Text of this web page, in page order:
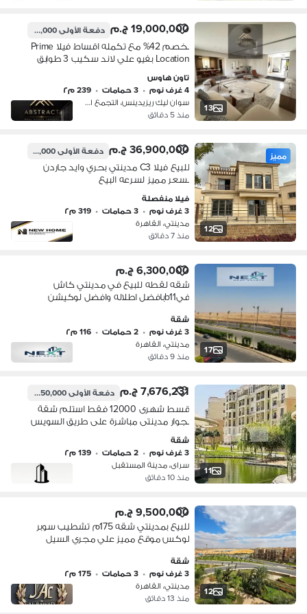
13
19,000,000 ج.م دفعة الأولى2,389,000 ج.م
بخصم 42% مع تكمله اقساط فيلا Prime
Location بفيو علي لاند سكيب 3 طوابق
من مدينتي القاهرة الجديده
تاون هاوس
4 غرف نوم
• 3 حمامات • 239 م٢
سوان ليك ريزيدينس، التجمع الاول
منذ 5 دقائق
12
مميز 36,900,000 ج.م دفعة الأولى15,100,000 ج.م
للبيع فيلا C3 مدينتي بحري وايد جاردن
بسعر مميز لسرعه البيع
فيلا منفصلة
3 غرف نوم
• 3 حمامات • 319 م٢
مدينتي، القاهرة
منذ 7 دقائق
17
6,300,000 ج.م
شقه لقطه للبيع في مدينتي كاش
فيb11بافضل اطلاله وافضل لوكيشن
تشطيبات خاصه الفيو مفتوح
الدور3خطوط من الخدمات والايست هب
شقة
3 غرف نوم
• 2 حمامات • 116 م٢
مدينتي، القاهرة
منذ 9 دقائق
11
7,676,231 ج.م دفعة الأولى2,150,000 ج.م
قسط شهرى 12000 فقط استلم شقة
بجوار مدينتى مباشرة على طريق السويس
فى سراى المستقبل سيتى
شقة
3 غرف نوم
• 2 حمامات • 139 م٢
سراى، مدينة المستقبل
منذ 10 دقائق
12
9,500,000 ج.م
للبيع بمدينتي شقه 175م تشطيب سوبر
لوكس موقع مميز علي مجري السيل
شقة
3 غرف نوم
• 3 حمامات • 175 م٢
مدينتي، القاهرة
منذ 13 دقائق